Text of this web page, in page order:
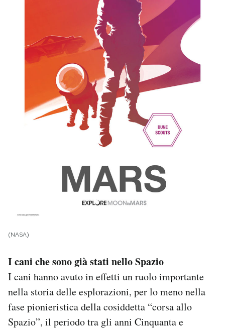
(NASA)
I cani che sono già stati nello Spazio
I cani hanno avuto in effetti un ruolo importante
nella storia delle esplorazioni, per lo meno nella
fase pionieristica della cosiddetta “corsa allo
Spazio”, il periodo tra gli anni Cinquanta e